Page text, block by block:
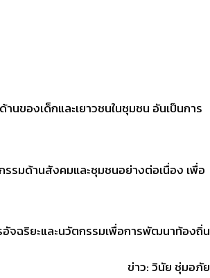
ของเด็กและเยาวชนในชุมชน อันเป็นการ
รมด้านสังคมและชุมชนอย่างต่อเนื่อง เพื่อ
อัจฉริยะและนวัตกรรมเพื่อการพัฒนาท้องถิ่น
ข่าว: วินัย ชุ่มอภัย